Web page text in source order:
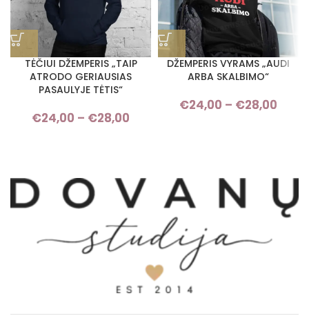
TĖČIUI DŽEMPERIS „TAIP
ATRODO GERIAUSIAS
PASAULYJE TĖTIS“
€24,00 – €28,00
DŽEMPERIS VYRAMS „AUDI
ARBA SKALBIMO“
€24,00 – €28,00